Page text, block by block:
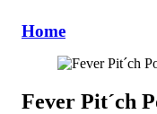
Home
Fever Pit´ch